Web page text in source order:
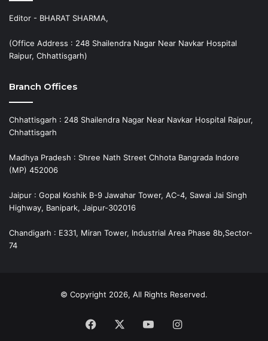
Editor - BHARAT SHARMA,
(Office Address : 248 Shailendra Nagar Near Navkar Hospital
Raipur, Chhattisgarh)
Branch Offices
Chhattisgarh : 248 Shailendra Nagar Near Navkar Hospital Raipur,
Chhattisgarh
Madhya Pradesh : Shree Nath Street Chhota Bangrada Indore
(MP) 452006
Jaipur : Gopal Koshik B-9 Jawahar Tower, AC-4, Sawai Jai Singh
Highway, Banipark, Jaipur-302016
Chandigarh : E331, Miran Tower, Industrial Area Phase 8b,Sector-
74
© Copyright 2026, All Rights Reserved.
Facebook YouTubeInstagram